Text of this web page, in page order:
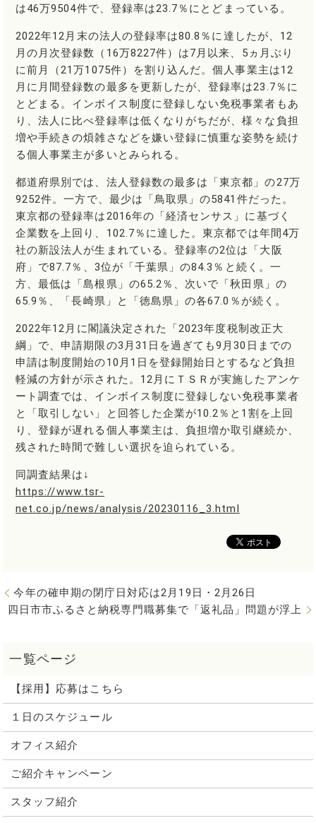
は46万9504件で、登録率は23.7％にとどまっている。
2022年12月末の法人の登録率は80.8％に達したが、12
月の月次登録数（16万8227件）は7月以来、5ヵ月ぶり
に前月（21万1075件）を割り込んだ。個人事業主は12
月に月間登録数の最多を更新したが、登録率は23.7％に
とどまる。インボイス制度に登録しない免税事業者もあ
り、法人に比べ登録率は低くなりがちだが、様々な負担
増や手続きの煩雑さなどを嫌い登録に慎重な姿勢を続け
る個人事業主が多いとみられる。
都道府県別では、法人登録数の最多は「東京都」の27万
9252件。一方で、最少は「鳥取県」の5841件だった。
東京都の登録率は2016年の「経済センサス」に基づく
企業数を上回り、102.7％に達した。東京都では年間4万
社の新設法人が生まれている。登録率の2位は「大阪
府」で87.7％、3位が「千葉県」の84.3％と続く。一
方、最低は「島根県」の65.2％、次いで「秋田県」の
65.9％、「長崎県」と「徳島県」の各67.0％が続く。
2022年12月に閣議決定された「2023年度税制改正大
綱」で、申請期限の3月31日を過ぎても9月30日までの
申請は制度開始の10月1日を登録開始日とするなど負担
軽減の方針が示された。12月にＴＳＲが実施したアンケ
ート調査では、インボイス制度に登録しない免税事業者
と「取引しない」と回答した企業が10.2％と1割を上回
り、登録が遅れる個人事業主は、負担増か取引継続か、
残された時間で難しい選択を迫られている。
同調査結果は↓
https://www.tsr-
net.co.jp/news/analysis/20230116_3.html
今年の確申期の閉庁日対応は2月19日・2月26日
四日市市ふるさと納税専門職募集で「返礼品」問題が浮上
【採用】応募はこちら
１日のスケジュール
オフィス紹介
ご紹介キャンペーン
スタッフ紹介